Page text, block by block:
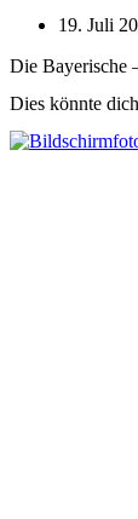
19. Juli
Die Bayerische
Dies könnte